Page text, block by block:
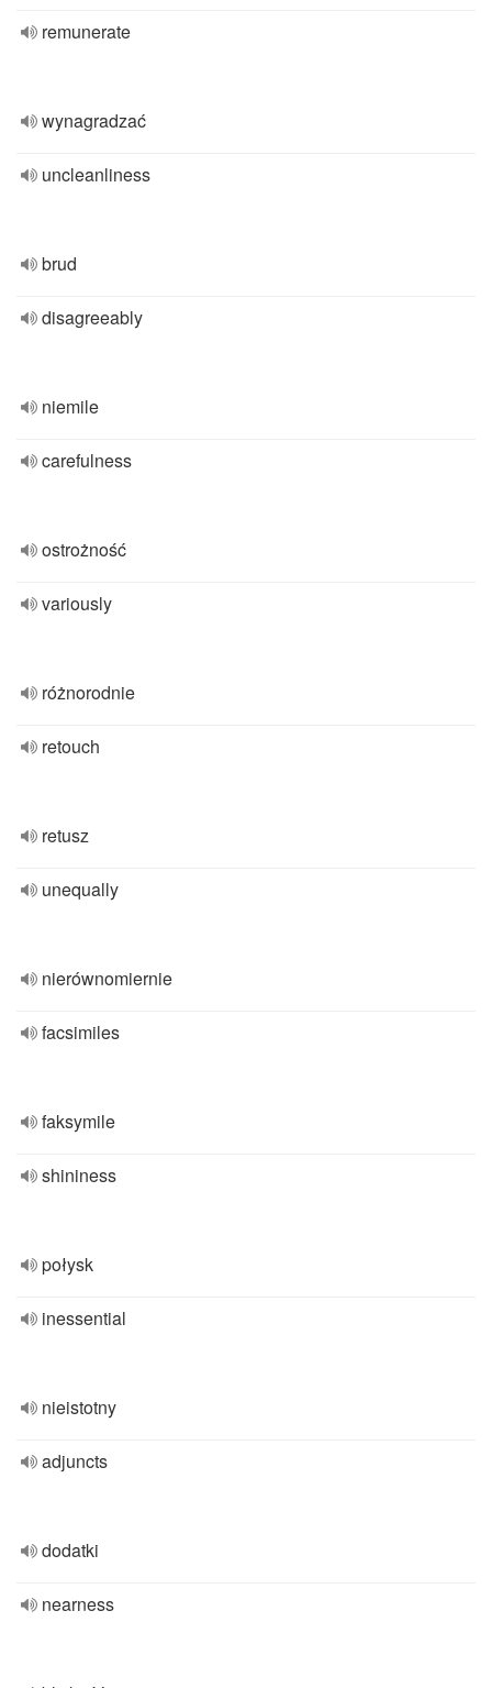
remunerate
wynagradzać
uncleanliness
brud
disagreeably
niemile
carefulness
ostrożność
variously
różnorodnie
retouch
retusz
unequally
nierównomiernie
facsimiles
faksymile
shininess
połysk
inessential
nieistotny
adjuncts
dodatki
nearness